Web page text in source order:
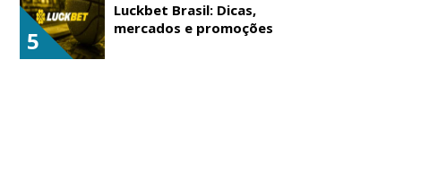
5
Luckbet Brasil: Dicas,
mercados e promoções